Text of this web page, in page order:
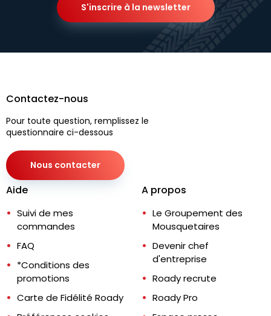
S'inscrire à la newsletter
Contactez-nous
Pour toute question, remplissez le
questionnaire ci-dessous
Nous contacter
Aide
Suivi de mes
commandes
FAQ
*Conditions des
promotions
Carte de Fidélité Roady
A propos
Le Groupement des
Mousquetaires
Devenir chef
d'entreprise
Roady recrute
Roady Pro